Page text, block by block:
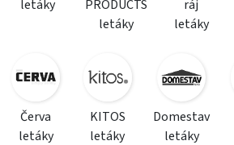
letáky
PRODUCTS
letáky
ráj
letáky
Červa
letáky
KITOS
letáky
Domestav
letáky